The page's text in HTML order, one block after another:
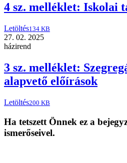
4 sz. melléklet: Iskolai
Letöltés134 KB
27. 02. 2025
házirend
3 sz. melléklet:
alapvető előírások
Letöltés200 KB
Ha tetszett Önnek ez a
ismerőseivel.